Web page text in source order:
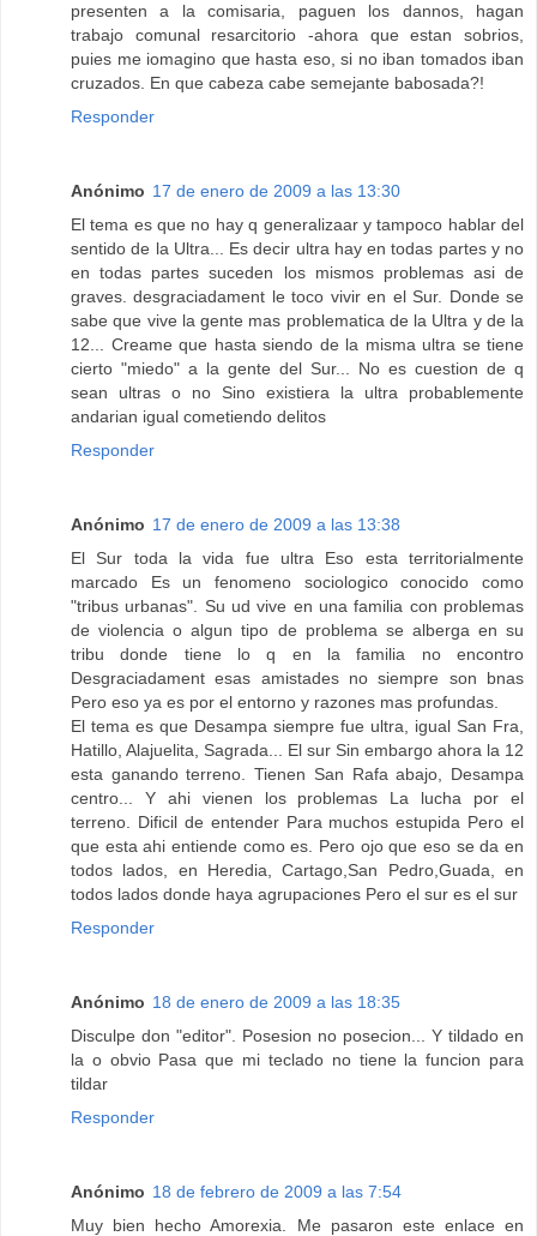
presenten a la comisaria, paguen los dannos, hagan
trabajo comunal resarcitorio -ahora que estan sobrios,
puies me iomagino que hasta eso, si no iban tomados iban
cruzados. En que cabeza cabe semejante babosada?!
Responder
Anónimo 17 de enero de 2009 a las 13:30
El tema es que no hay q generalizaar y tampoco hablar del
sentido de la Ultra... Es decir ultra hay en todas partes y no
en todas partes suceden los mismos problemas asi de
graves. desgraciadament le toco vivir en el Sur. Donde se
sabe que vive la gente mas problematica de la Ultra y de la
12... Creame que hasta siendo de la misma ultra se tiene
cierto "miedo" a la gente del Sur... No es cuestion de q
sean ultras o no Sino existiera la ultra probablemente
andarian igual cometiendo delitos
Responder
Anónimo 17 de enero de 2009 a las 13:38
El Sur toda la vida fue ultra Eso esta territorialmente
marcado Es un fenomeno sociologico conocido como
"tribus urbanas". Su ud vive en una familia con problemas
de violencia o algun tipo de problema se alberga en su
tribu donde tiene lo q en la familia no encontro
Desgraciadament esas amistades no siempre son bnas
Pero eso ya es por el entorno y razones mas profundas.
El tema es que Desampa siempre fue ultra, igual San Fra,
Hatillo, Alajuelita, Sagrada... El sur Sin embargo ahora la 12
esta ganando terreno. Tienen San Rafa abajo, Desampa
centro... Y ahi vienen los problemas La lucha por el
terreno. Dificil de entender Para muchos estupida Pero el
que esta ahi entiende como es. Pero ojo que eso se da en
todos lados, en Heredia, Cartago,San Pedro,Guada, en
todos lados donde haya agrupaciones Pero el sur es el sur
Responder
Anónimo 18 de enero de 2009 a las 18:35
Disculpe don "editor". Posesion no posecion... Y tildado en
la o obvio Pasa que mi teclado no tiene la funcion para
tildar
Responder
Anónimo 18 de febrero de 2009 a las 7:54
Muy bien hecho Amorexia. Me pasaron este enlace en